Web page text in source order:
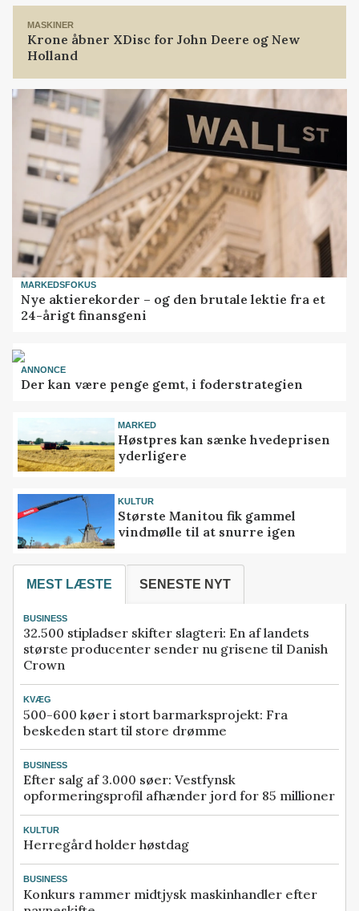
MASKINER
Krone åbner XDisc for John Deere og New
Holland
MARKEDSFOKUS
Nye aktierekorder – og den brutale lektie fra et
24-årigt finansgeni
ANNONCE
Der kan være penge gemt, i foderstrategien
MARKED
Høstpres kan sænke hvedeprisen
yderligere
KULTUR
Største Manitou fik gammel
vindmølle til at snurre igen
MEST LÆSTE SENESTE NYT
BUSINESS
32.500 stipladser skifter slagteri: En af landets
største producenter sender nu grisene til Danish
Crown
KVÆG
500-600 køer i stort barmarksprojekt: Fra
beskeden start til store drømme
BUSINESS
Efter salg af 3.000 søer: Vestfynsk
opformeringsprofil afhænder jord for 85 millioner
KULTUR
Herregård holder høstdag
BUSINESS
Konkurs rammer midtjysk maskinhandler efter